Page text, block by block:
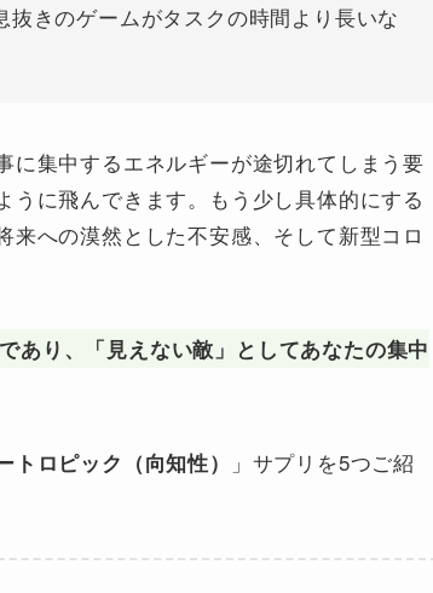
きのゲームがタスクの時間より長いな
に集中するエネルギーが途切れてしまう要
に飛んできます。もう少し具体的にする
への漠然とした不安感、そして新型コロ
あり、「見えない敵」としてあなたの集中
トロピック（向知性）
」サプリを5つご紹